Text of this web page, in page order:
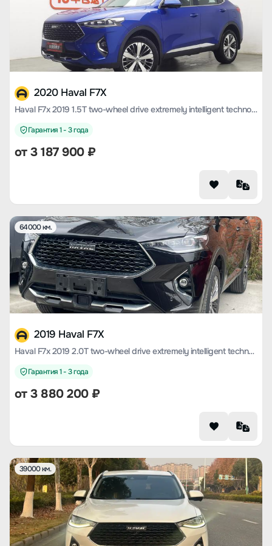
2020 Haval F7X
Haval F7x 2019 1.5T two-wheel drive extremely intelligent technology version
Гарантия 1 - 3 года
от3 187 900₽
64000 км.
2019 Haval F7X
Haval F7x 2019 2.0T two-wheel drive extremely intelligent technology version
Гарантия 1 - 3 года
от3 880 200₽
39000 км.